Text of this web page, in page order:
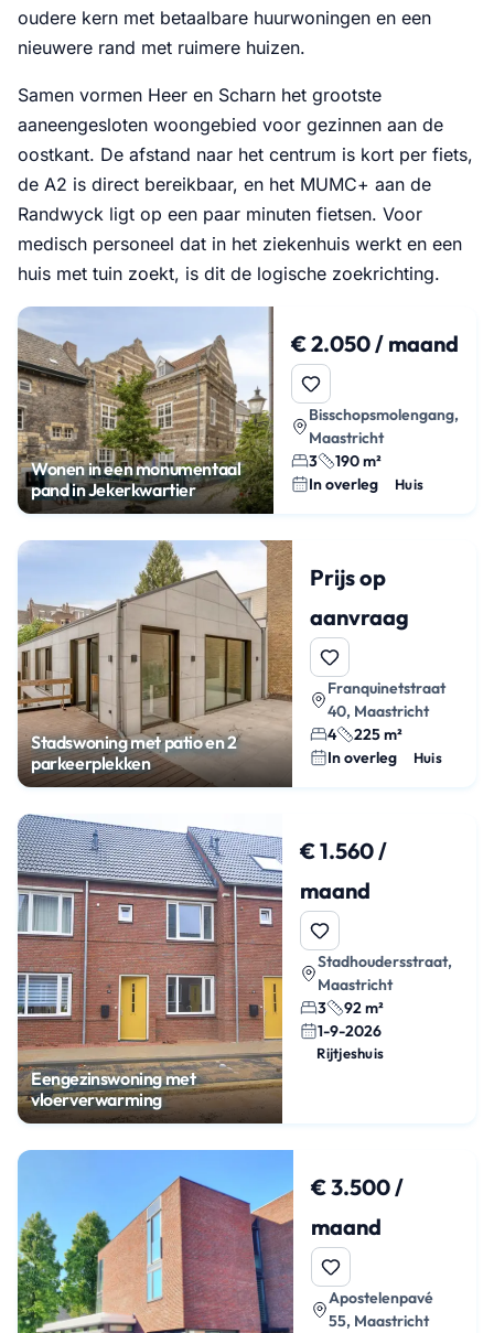
oudere kern met betaalbare huurwoningen en een
nieuwere rand met ruimere huizen.
Samen vormen Heer en Scharn het grootste
aaneengesloten woongebied voor gezinnen aan de
oostkant. De afstand naar het centrum is kort per fiets,
de A2 is direct bereikbaar, en het MUMC+ aan de
Randwyck ligt op een paar minuten fietsen. Voor
medisch personeel dat in het ziekenhuis werkt en een
huis met tuin zoekt, is dit de logische zoekrichting.
Wonen in een monumentaal
pand in Jekerkwartier
€ 2.050 / maand
Bisschopsmolengang,
Maastricht
3
190 m²
In overleg
Huis
Stadswoning met patio en 2
parkeerplekken
Prijs op
aanvraag
Franquinetstraat
40, Maastricht
4
225 m²
In overleg
Huis
Eengezinswoning met
vloerverwarming
€ 1.560 /
maand
Stadhoudersstraat,
Maastricht
3
92 m²
1-9-2026
Rijtjeshuis
€ 3.500 /
maand
Apostelenpavé
55, Maastricht